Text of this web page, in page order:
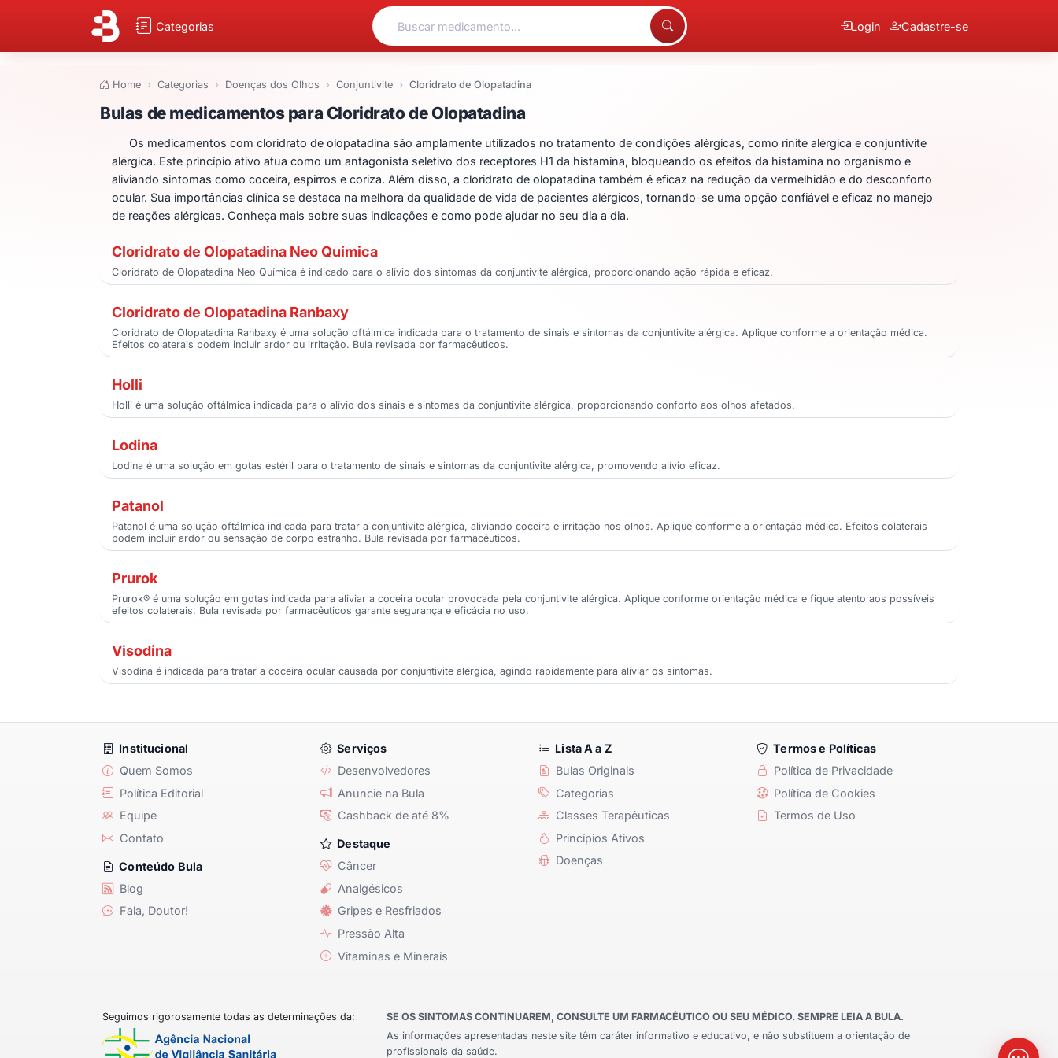
Categorias Login Cadastre-se
Home Categorias Doenças dos Olhos Conjuntivite Cloridrato de Olopatadina
Bulas de medicamentos para Cloridrato de Olopatadina
Bulas de medicamentos para Cloridrato de Olopatadina
Os medicamentos com cloridrato de olopatadina são amplamente utilizados no tratamento de condições alérgicas, como rinite alérgica e conjuntivite
alérgica. Este princípio ativo atua como um antagonista seletivo dos receptores H1 da histamina, bloqueando os efeitos da histamina no organismo e
aliviando sintomas como coceira, espirros e coriza. Além disso, a cloridrato de olopatadina também é eficaz na redução da vermelhidão e do desconforto
ocular. Sua importâncias clínica se destaca na melhora da qualidade de vida de pacientes alérgicos, tornando-se uma opção confiável e eficaz no manejo
de reações alérgicas. Conheça mais sobre suas indicações e como pode ajudar no seu dia a dia.
Cloridrato de Olopatadina Neo Química
Cloridrato de Olopatadina Neo Química é indicado para o alívio dos sintomas da conjuntivite alérgica, proporcionando ação rápida e eficaz.
Cloridrato de Olopatadina Ranbaxy
Cloridrato de Olopatadina Ranbaxy é uma solução oftálmica indicada para o tratamento de sinais e sintomas da conjuntivite alérgica. Aplique conforme a orientação médica.
Efeitos colaterais podem incluir ardor ou irritação. Bula revisada por farmacêuticos.
Holli
Holli é uma solução oftálmica indicada para o alívio dos sinais e sintomas da conjuntivite alérgica, proporcionando conforto aos olhos afetados.
Lodina
Lodina é uma solução em gotas estéril para o tratamento de sinais e sintomas da conjuntivite alérgica, promovendo alívio eficaz.
Patanol
Patanol é uma solução oftálmica indicada para tratar a conjuntivite alérgica, aliviando coceira e irritação nos olhos. Aplique conforme a orientação médica. Efeitos colaterais
podem incluir ardor ou sensação de corpo estranho. Bula revisada por farmacêuticos.
Prurok
Prurok® é uma solução em gotas indicada para aliviar a coceira ocular provocada pela conjuntivite alérgica. Aplique conforme orientação médica e fique atento aos possíveis
efeitos colaterais. Bula revisada por farmacêuticos garante segurança e eficácia no uso.
Visodina
Visodina é indicada para tratar a coceira ocular causada por conjuntivite alérgica, agindo rapidamente para aliviar os sintomas.
Institucional
Quem Somos
Política Editorial
Equipe
Contato
Conteúdo Bula
Blog
Fala, Doutor!
Serviços
Desenvolvedores
Anuncie na Bula
Cashback de até 8%
Destaque
Câncer
Analgésicos
Gripes e Resfriados
Pressão Alta
Vitaminas e Minerais
Lista A a Z
Bulas Originais
Categorias
Classes Terapêuticas
Princípios Ativos
Doenças
Termos e Políticas
Política de Privacidade
Política de Cookies
Termos de Uso
Seguimos rigorosamente todas as determinações da:
SE OS SINTOMAS CONTINUAREM, CONSULTE UM FARMACÊUTICO OU SEU MÉDICO. SEMPRE LEIA A BULA.
As informações apresentadas neste site têm caráter informativo e educativo, e não substituem a orientação de
profissionais da saúde.